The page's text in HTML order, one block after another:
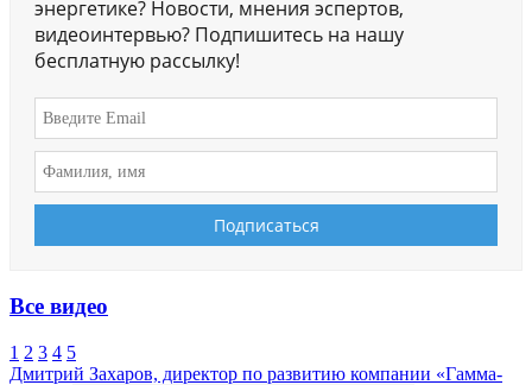
энергетике? Новости, мнения эспертов,
видеоинтервью? Подпишитесь на нашу
бесплатную рассылку!
Все видео
1 2 3 4 5
Дмитрий Захаров, директор по развитию компании «Гамма-